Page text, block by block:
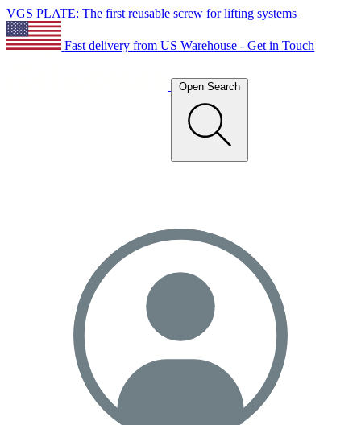
VGS PLATE: The first reusable screw for lifting systems
Fast delivery from US Warehouse - Get in Touch
Open Search